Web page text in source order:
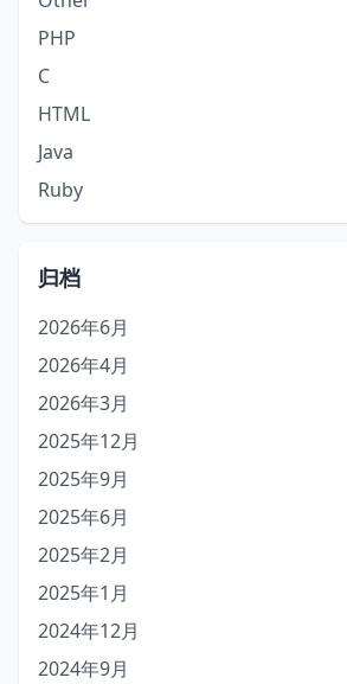
PHP
C
HTML
Java
Ruby
归档
2026年6月
2026年4月
2026年3月
2025年12月
2025年9月
2025年6月
2025年2月
2025年1月
2024年12月
2024年9月